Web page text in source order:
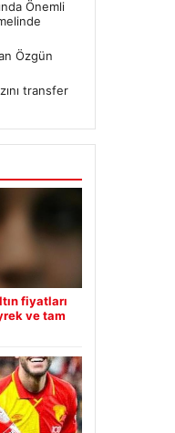
Önemli
Özgün
transfer
fiyatları
ve tam